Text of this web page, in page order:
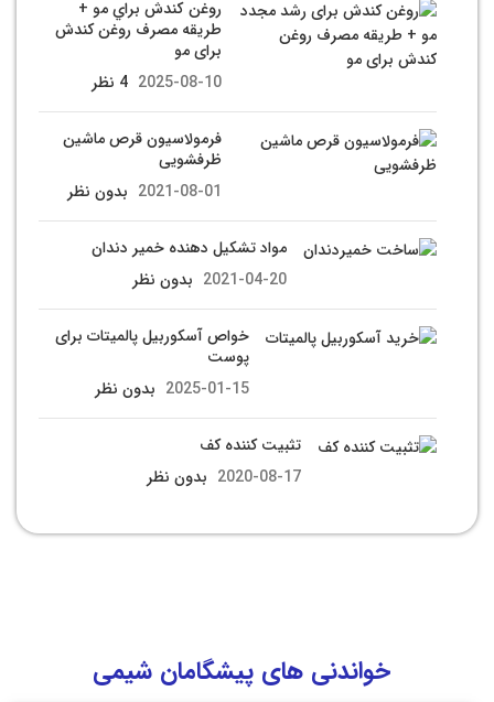
روغن كندش براي مو +
طریقه مصرف روغن کندش
برای مو
2025-08-10 4 نظر
فرمولاسیون قرص ماشین
ظرفشویی
2021-08-01 بدون نظر
مواد تشکیل دهنده خمیر دندان
2021-04-20 بدون نظر
خواص آسکوربیل پالمیتات برای
پوست
2025-01-15 بدون نظر
تثبیت کننده کف
2020-08-17 بدون نظر
خواندنی های پیشگامان شیمی